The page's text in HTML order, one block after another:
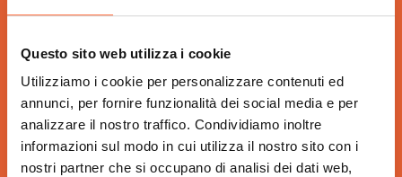
Questo sito web utilizza i cookie
Utilizziamo i cookie per personalizzare contenuti ed
annunci, per fornire funzionalità dei social media e per
analizzare il nostro traffico. Condividiamo inoltre
informazioni sul modo in cui utilizza il nostro sito con i
nostri partner che si occupano di analisi dei dati web,
Gestione Campagne Google Ads Isernia
Realizzazione Siti Web Isernia
Realizzazione Siti Wordpress Isernia
Social Media Advertising Isernia
Sviluppo Ecommerce Isernia